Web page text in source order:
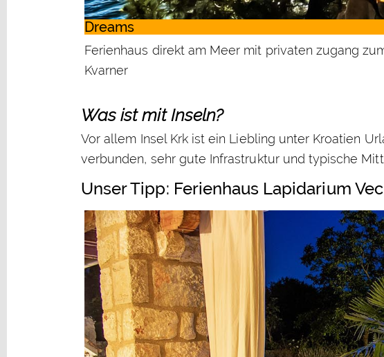
Dreams
Ferienhaus direkt am Meer mit privaten zugang
Kvarner
Was ist mit Inseln?
Vor allem Insel Krk ist ein Liebling unter Kroatien
verbunden, sehr gute Infrastruktur und typische
Unser Tipp: Ferienhaus Lapidarium